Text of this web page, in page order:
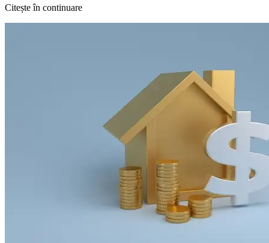
Citește în continuare